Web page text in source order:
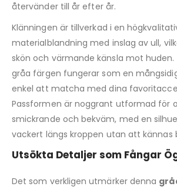
återvänder till år efter år.
Klänningen är tillverkad i en
materialblandning med inslag av ull,
skön och värmande känsla mot huden.
gråa färgen fungerar som en
enkel att matcha med dina
Passformen är noggrant utformad för
smickrande och bekväm, med en
vackert längs kroppen utan att kännas
Utsökta Detaljer som Fångar
Det som verkligen utmärker denna